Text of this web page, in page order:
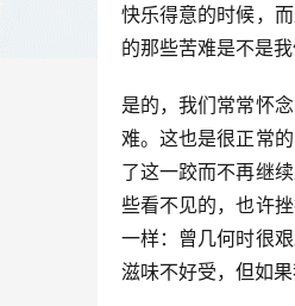
快乐得意的时候，
的那些苦难是不是
是的，我们常常怀
难。这也是很正常
了这一跤而不再继
些看不见的，也许
一样：曾几何时很
滋味不好受，但如